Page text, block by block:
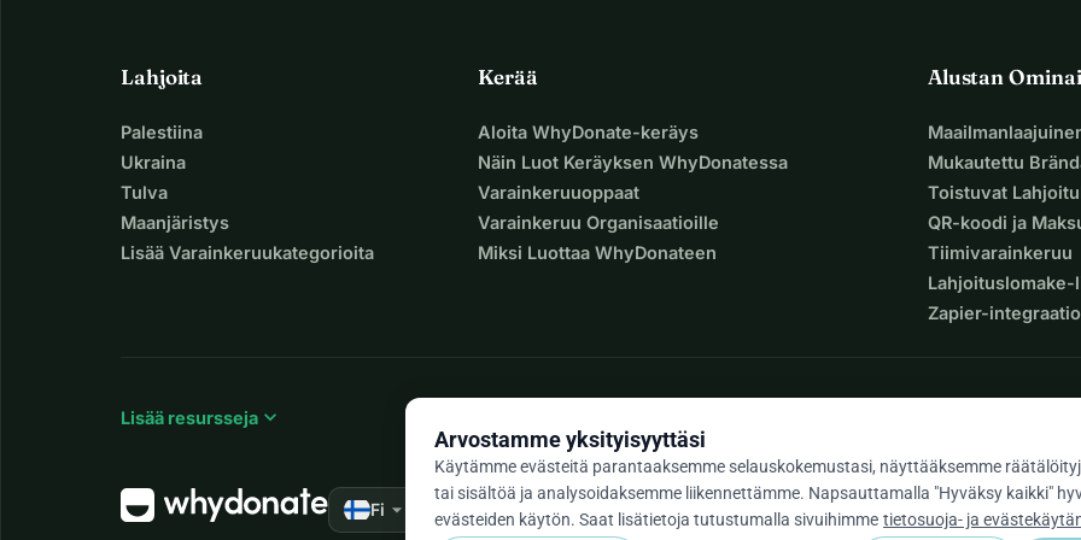
Lahjoita
Palestiina
Ukraina
Tulva
Maanjäristys
Lisää Varainkeruukategorioita
Kerää
Aloita WhyDonate-keräys
Näin Luot Keräyksen WhyDonatessa
Varainkeruuoppaat
Varainkeruu Organisaatioille
Miksi Luottaa WhyDonateen
Alustan
Mukautettu
Toistuvat
QR-koodi ja
Tiimivarainkeruu
Lahjoituslomake-
Zapier-integraatio
Lisää resursseja expand_more
Fi arrow_drop_down ★★★★★ 4,9 / 5 yli 500 arvostelun perusteella
Arvostamme yksityisyyttäsi
Käytämme evästeitä parantaaksemme selauskokemustasi, näyttääksemme
tai sisältöä ja analysoidaksemme liikennettämme. Napsauttamalla "Hyväksy kaikki"
evästeiden käytön. Saat lisätietoja tutustumalla sivuihimme tietosuoja- ja